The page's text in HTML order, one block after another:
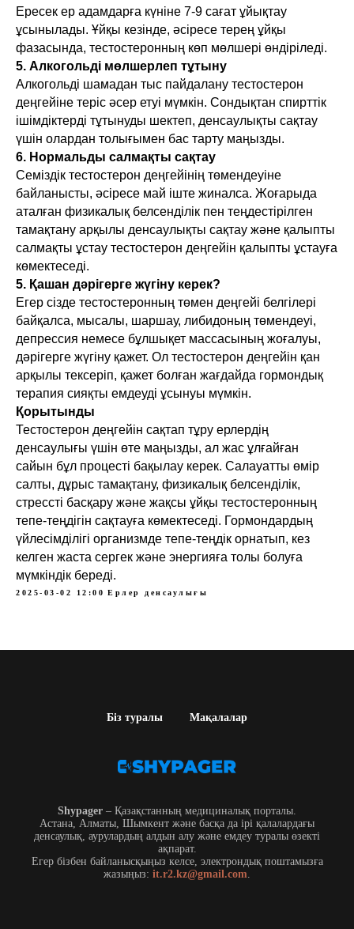
Ересек ер адамдарға күніне 7-9 сағат ұйықтау
ұсынылады. Ұйқы кезінде, әсіресе терең ұйқы
фазасында, тестостеронның көп мөлшері өндіріледі.
5. Алкогольді мөлшерлеп тұтыну
Алкогольді шамадан тыс пайдалану тестостерон
деңгейіне теріс әсер етуі мүмкін. Сондықтан спирттік
ішімдіктерді тұтынуды шектеп, денсаулықты сақтау
үшін олардан толығымен бас тарту маңызды.
6. Нормальды салмақты сақтау
Семіздік тестостерон деңгейінің төмендеуіне
байланысты, әсіресе май іште жиналса. Жоғарыда
аталған физикалық белсенділік пен теңдестірілген
тамақтану арқылы денсаулықты сақтау және қалыпты
салмақты ұстау тестостерон деңгейін қалыпты ұстауға
көмектеседі.
5. Қашан дәрігерге жүгіну керек?
Егер сізде тестостеронның төмен деңгейі белгілері
байқалса, мысалы, шаршау, либидоның төмендеуі,
депрессия немесе бұлшықет массасының жоғалуы,
дәрігерге жүгіну қажет. Ол тестостерон деңгейін қан
арқылы тексеріп, қажет болған жағдайда гормондық
терапия сияқты емдеуді ұсынуы мүмкін.
Қорытынды
Тестостерон деңгейін сақтап тұру ерлердің
денсаулығы үшін өте маңызды, ал жас ұлғайған
сайын бұл процесті бақылау керек. Салауатты өмір
салты, дұрыс тамақтану, физикалық белсенділік,
стрессті басқару және жақсы ұйқы тестостеронның
тепе-теңдігін сақтауға көмектеседі. Гормондардың
үйлесімділігі организмде тепе-теңдік орнатып, кез
келген жаста сергек және энергияға толы болуға
мүмкіндік береді.
2025-03-02 12:00 Ерлер денсаулығы
Біз туралы Мақалалар
Shypager – Қазақстанның медициналық порталы.
Астана, Алматы, Шымкент және басқа да ірі қалалардағы
денсаулық, аурулардың алдын алу және емдеу туралы өзекті
ақпарат.
Егер бізбен байланысқыңыз келсе, электрондық поштамызға
жазыңыз: it.r2.kz@gmail.com.